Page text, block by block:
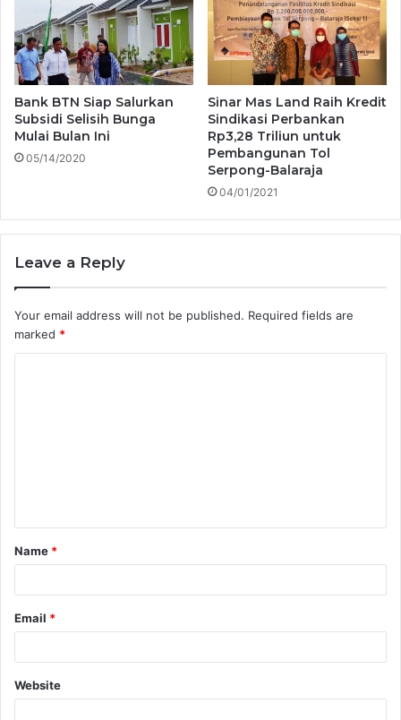
Bank BTN Siap Salurkan
Subsidi Selisih Bunga
Mulai Bulan Ini
05/14/2020
Sinar Mas Land Raih Kredit
Sindikasi Perbankan
Rp3,28 Triliun untuk
Pembangunan Tol
Serpong-Balaraja
04/01/2021
Leave a Reply
Your email address will not be published. Required fields are
marked *
t
*
Name *
Email *
Website